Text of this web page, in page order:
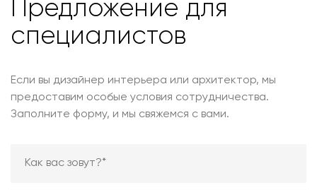
Предложение для
специалистов
Если вы дизайнер интерьера или архитектор, мы
предоставим особые условия сотрудничества.
Заполните форму, и мы свяжемся с вами.